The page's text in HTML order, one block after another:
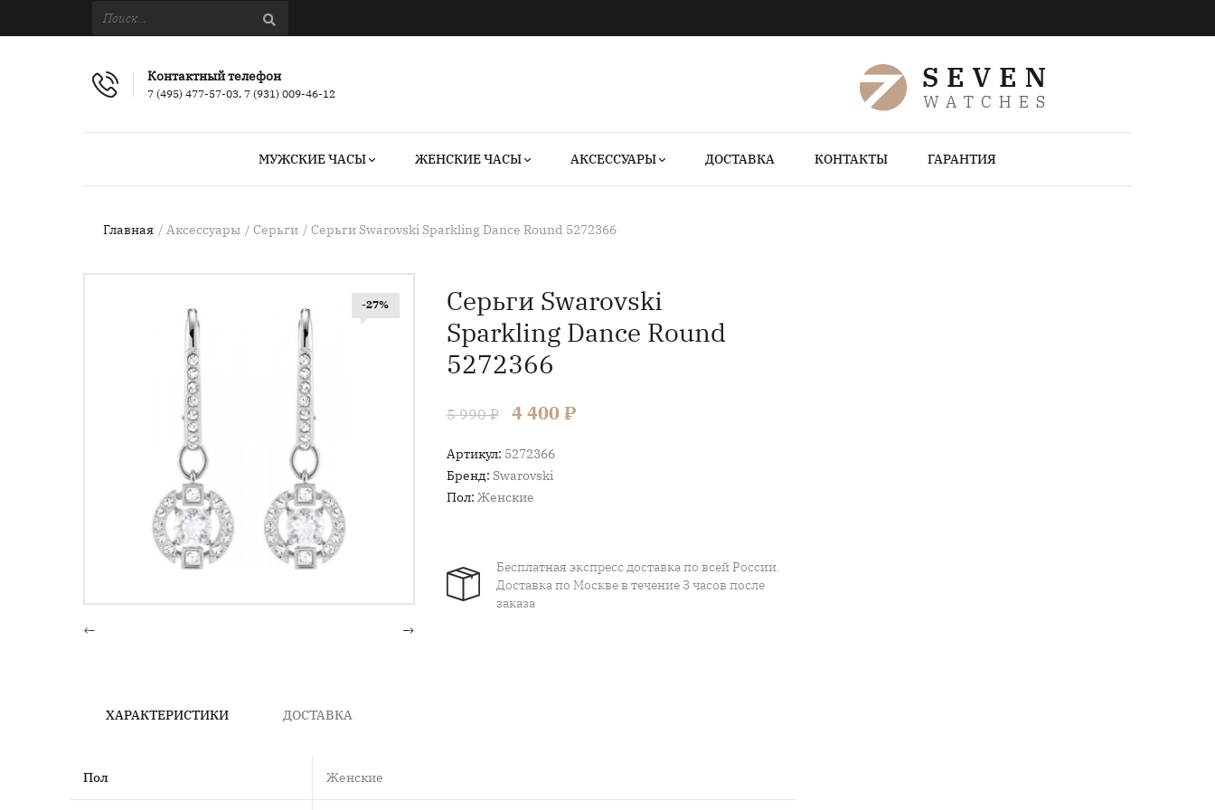
7 (495) 477-57-03, 7 (931) 009-46-12
Контактный телефон
МУЖСКИЕ ЧАСЫ ЖЕНСКИЕ ЧАСЫ АКСЕССУАРЫ ДОСТАВКА КОНТАКТЫ ГАРАНТИЯ
Главная Аксессуары Серьги Серьги Swarovski Sparkling Dance Round 5272366
-27%
← →
Серьги Swarovski
Sparkling Dance Round
5272366
5 990 ₽ 4 400 ₽
Артикул: 5272366
Бренд: Swarovski
Пол: Женские
Бесплатная экспресс доставка по всей России.
Доставка по Москве в течение 3 часов после
заказа
ХАРАКТЕРИСТИКИ ДОСТАВКА
Пол Женские